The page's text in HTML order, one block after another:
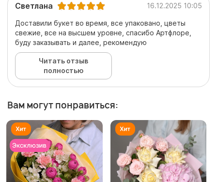
Светлана 16.12.2025 10:05
Доставили букет во время, все упаковано, цветы
свежие, все на высшем уровне, спасибо Артфлоре,
буду заказывать и далее, рекомендую
Читать отзыв
полностью
Вам могут понравиться: